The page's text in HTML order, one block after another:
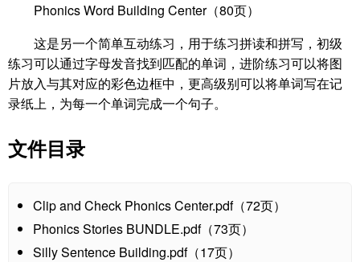
Phonics Word Building Center（80页）
这是另一个简单互动练习，用于练习拼读和拼写，初级
练习可以通过字母发音找到匹配的单词，进阶练习可以将图
片放入与其对应的彩色边框中，更高级别可以将单词写在记
录纸上，为每一个单词完成一个句子。
文件目录
Clip and Check Phonics Center.pdf（72页）
Phonics Stories BUNDLE.pdf（73页）
Silly Sentence Building.pdf（17页）